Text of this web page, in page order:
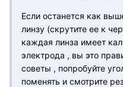
Если останется как
линзу (скрутите ее к
каждая линза имеет
электрода , вы это
советы , попробуйте
поменять и смотрите